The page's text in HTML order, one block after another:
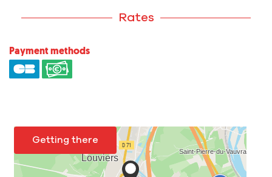
Rates
Payment methods
Getting there